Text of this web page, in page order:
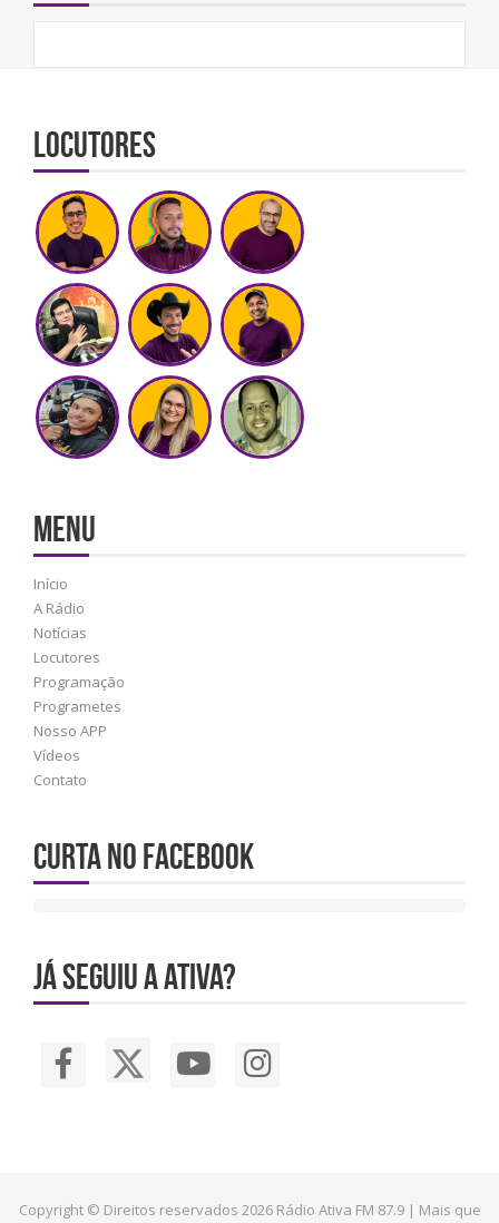
Locutores
MENU
Início
A Rádio
Notícias
Locutores
Programação
Programetes
Nosso APP
Vídeos
Contato
Curta no Facebook
JÁ SEGUIU A ATIVA?
Copyright © Direitos reservados 2026 Rádio Ativa FM 87.9 | Mais que